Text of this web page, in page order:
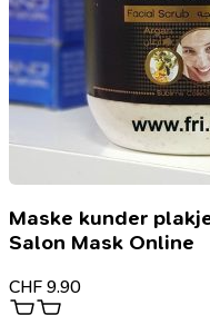
Maske kunder
Salon Mask Online
CHF 9.90